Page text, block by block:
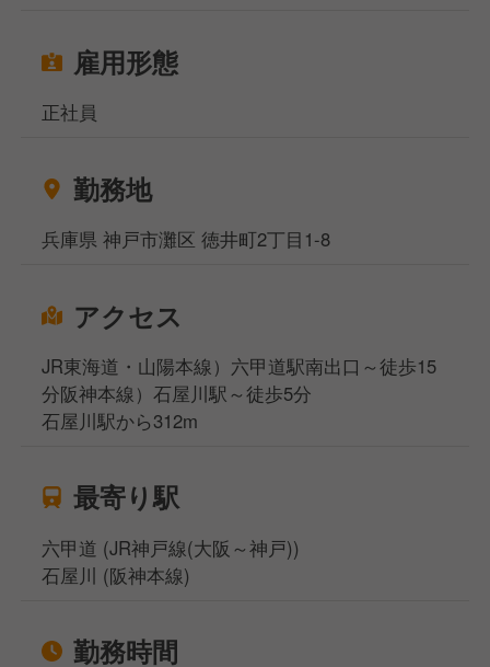
雇用形態
正社員
勤務地
兵庫県 神戸市灘区 徳井町2丁目1-8
アクセス
JR東海道・山陽本線）六甲道駅南出口～徒歩15
分阪神本線）石屋川駅～徒歩5分
石屋川駅から312m
最寄り駅
六甲道 (JR神戸線(大阪～神戸))
石屋川 (阪神本線)
勤務時間